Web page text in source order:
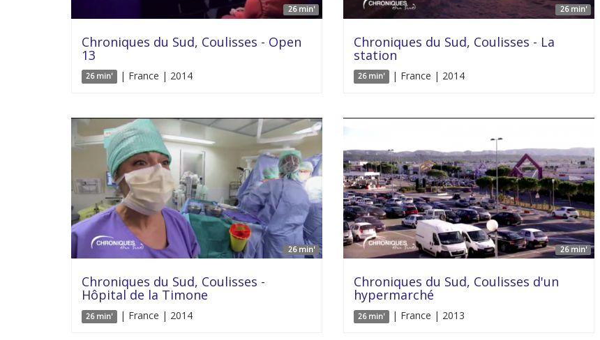
26 min'
Chroniques du Sud, Coulisses - Open
13
26 min' | France | 2014
26 min'
Chroniques du Sud, Coulisses - La
station
26 min' | France | 2014
26 min'
Chroniques du Sud, Coulisses -
Hôpital de la Timone
26 min' | France | 2014
26 min'
Chroniques du Sud, Coulisses d'un
hypermarché
26 min' | France | 2013